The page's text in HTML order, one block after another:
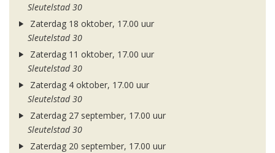
Sleutelstad 30
Zaterdag 18 oktober, 17.00 uur
Sleutelstad 30
Zaterdag 11 oktober, 17.00 uur
Sleutelstad 30
Zaterdag 4 oktober, 17.00 uur
Sleutelstad 30
Zaterdag 27 september, 17.00 uur
Sleutelstad 30
Zaterdag 20 september, 17.00 uur